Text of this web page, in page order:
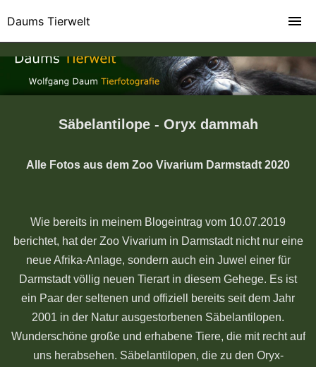
Säbelantilope - Oryx dammah
Alle Fotos aus dem Zoo Vivarium Darmstadt 2020
Wie bereits in meinem Blogeintrag vom 10.07.2019
berichtet, hat der Zoo Vivarium in Darmstadt nicht nur eine
neue Afrika-Anlage, sondern auch ein Juwel einer für
Darmstadt völlig neuen Tierart in diesem Gehege. Es ist
ein Paar der seltenen und offiziell bereits seit dem Jahr
2001 in der Natur ausgestorbenen Säbelantilopen.
Wunderschöne große und erhabene Tiere, die mit recht auf
uns herabsehen. Säbelantilopen, die zu den Oryx-
Daums Tierwelt